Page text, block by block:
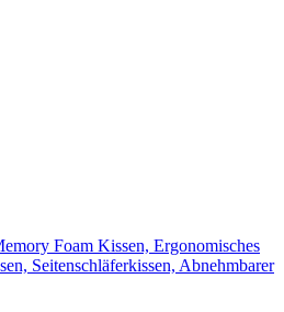
Foam Kissen, Ergonomisches
Seitenschläferkissen, Abnehmbarer